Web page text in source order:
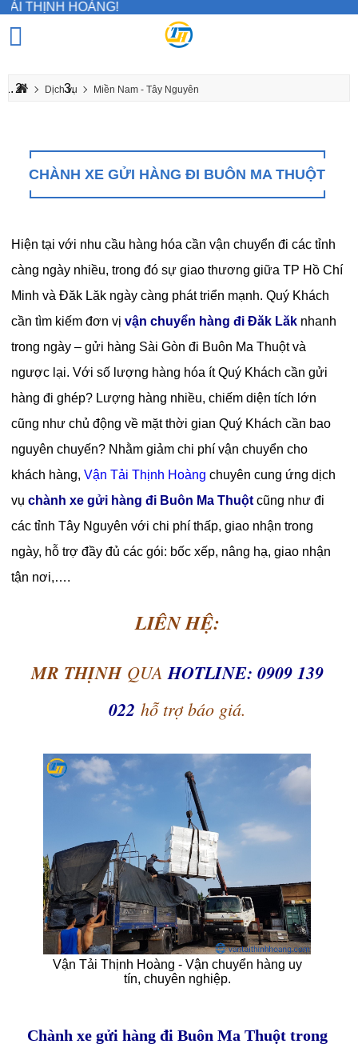
Dịch vụ Miền Nam - Tây Nguyên
CHÀNH XE GỬI HÀNG ĐI BUÔN MA THUỘT
Hiện tại với nhu cầu hàng hóa cần vận chuyển đi các tỉnh
càng ngày nhiều, trong đó sự giao thương giữa TP Hồ Chí
Minh và Đăk Lăk ngày càng phát triển mạnh. Quý Khách
cần tìm kiếm đơn vịvận chuyển hàng đi Đăk Lăk nhanh
trong ngày – gửi hàng Sài Gòn đi Buôn Ma Thuột và
ngược lại. Với số lượng hàng hóa ít Quý Khách cần gửi
hàng đi ghép? Lượng hàng nhiều, chiếm diện tích lớn
cũng như chủ động về mặt thời gian Quý Khách cần bao
nguyên chuyến? N hằm giảm chi phí vận chuyển cho
khách hàng,Vận Tải Thịnh Hoàng chuyên cung ứng dịch
vụchành xe gửi hàng đi Buôn Ma Thuột cũng như đi
các tỉnh Tây Nguyên với chi phí thấp, giao nhận trong
ngày, hỗ trợ đầy đủ các gói: bốc xếp, nâng hạ, giao nhận
tận nơi,….
LIÊN HỆ:
MR THỊNHQUA HOTLINE: 0909 139
022 hỗ trợ báo giá.
Vận Tải Thịnh Hoàng - Vận chuyển hàng uy
tín, chuyên nghiệp.
Chành xe gửi hàng đi Buôn Ma Thuột trong